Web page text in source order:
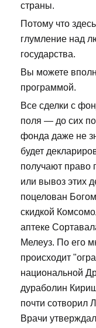
страны.
Потому что
глумление над
государства.
Вы можете
программой.
Все сделки с
поля — до сих
фонда даже не
будет
получают право
или вывоз этих
поцелован
скидкой
аптеке
Мелеуз. По его
происходит
национальной
дураболин
почти сотворил
Врачи